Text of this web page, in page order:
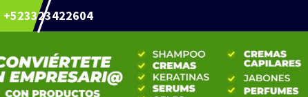
+523323422604